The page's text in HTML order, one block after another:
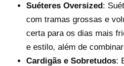
Suéteres Oversized:
com tramas grossas e
certa para os dias mais
e estilo, além de
Cardigãs e Sobretudos: